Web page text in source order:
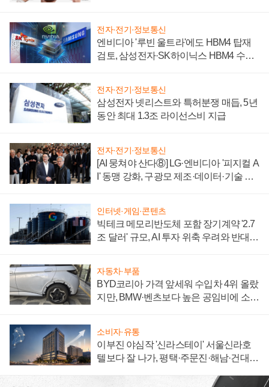
전자·전기·정보통신
엔비디아 '루빈 울트라'에도 HBM4 탑재
검토, 삼성전자·SK하이닉스 HBM4 수율
전자·전기·정보통신
삼성전자 넷리스트와 특허분쟁 매듭, 5년
동안 최대 1.3조 라이선스비 지급
전자·전기·정보통신
[AI 뭉쳐야 산다⑧] LG·엔비디아 '피지컬 A
I' 동맹 강화, 구광모 제조·데이터·기술 결
인터넷·게임·콘텐츠
빅테크 메모리반도체 포함 장기계약 '2.7
조 달러' 규모, AI 투자 위축 우려와 반대
자동차·부품
BYD코리아 가격 앞세워 수입차 4위 올랐
지만, BMW·벤츠보다 높은 공임비에 소비
소비자·유통
이부진 야심작 '신라스테이' 서울신라호
텔보다 잘 나가, 평택·주문진·해남·건대로